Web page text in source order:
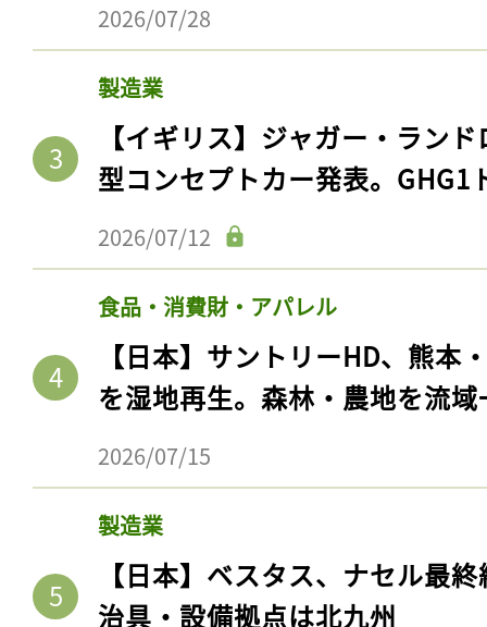
2026/07/28
製造業
【イギリス】ジャガー・ラン
型コンセプトカー発表。GHG1
2026/07/12
食品・消費財・アパレル
【日本】サントリーHD、熊本
を湿地再生。森林・農地を流
2026/07/15
製造業
【日本】ベスタス、ナセル最
治具・設備拠点は北九州